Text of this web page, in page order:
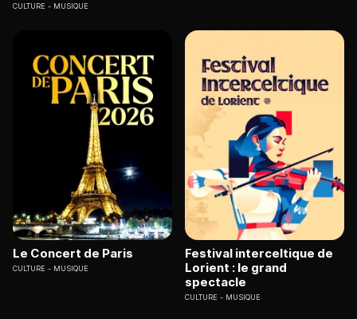
CULTURE MUSIQUE
Le Concert de Paris
CULTURE MUSIQUE
Festival interceltique de
Lorient : le grand
spectacle
CULTURE MUSIQUE